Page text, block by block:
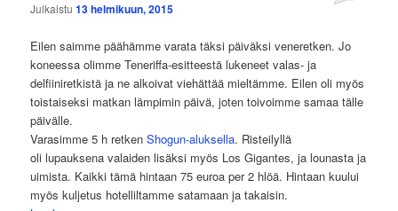
Julkaistu13 helmikuun, 2015
Eilen saimme päähämme varata täksi päiväksi veneretken. Jo
koneessa olimme Teneriffa-esitteestä lukeneet valas- ja
delfiiniretkistä ja ne alkoivat viehättää mieltämme. Eilen oli myös
toistaiseksi matkan lämpimin päivä, joten toivoimme samaa tälle
päivälle.
Varasimme 5 h retkenShogun-aluksella. Risteilyllä
oli lupauksena valaiden lisäksi myös Los Gigantes, ja lounasta ja
uimista. Kaikki tämä hintaan 75 euroa per 2 hlöä. Hintaan kuului
myös kuljetus hotelliltamme satamaan ja takaisin.